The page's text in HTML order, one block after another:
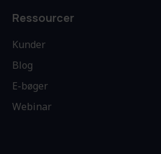
Ressourcer
Kunder
Blog
E-bøger
Webinar